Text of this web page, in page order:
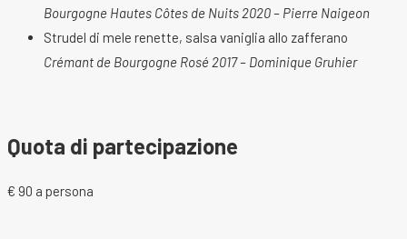
Bourgogne Hautes Côtes de Nuits 2020 – Pierre Naigeon
Strudel di mele renette, salsa vaniglia allo zafferano
Crémant de Bourgogne Rosé 2017 – Dominique Gruhier
Quota di partecipazione
€ 90 a persona